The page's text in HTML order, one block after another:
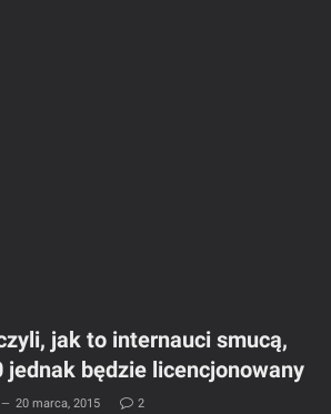
jak to internauci smucą,
jednak będzie licencjonowany
20 marca, 2015 2